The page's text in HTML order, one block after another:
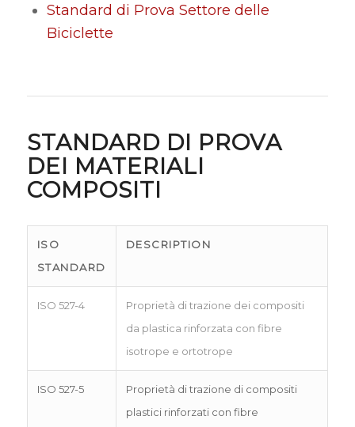
Standard di Prova Settore delle
Biciclette
STANDARD DI PROVA
DEI MATERIALI
COMPOSITI
ISO
STANDARD
DESCRIPTION
ISO 527-4
Proprietà di trazione dei compositi
da plastica rinforzata con fibre
isotrope e ortotrope
ISO 527-5
Proprietà di trazione di compositi
plastici rinforzati con fibre